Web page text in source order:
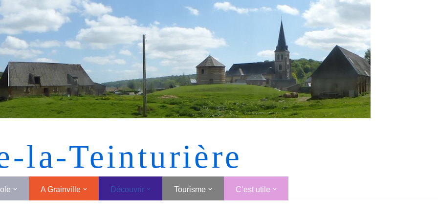
[MONTRER SOUS FORME DE VIGNETTES]
la-Teinturière
A Grainville Découvrir Tourisme C’est utile